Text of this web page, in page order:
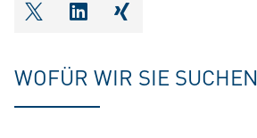
shareOntwitter
shareOnlinkedIn
shareOnxing
WOFÜR WIR SIE SUCHEN